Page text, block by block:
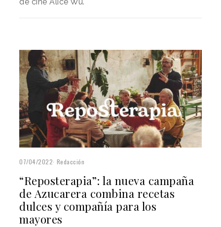
07/04/2022 Redacción
“Reposterapia”: la nueva campaña
de Azucarera combina recetas
dulces y compañía para los
mayores